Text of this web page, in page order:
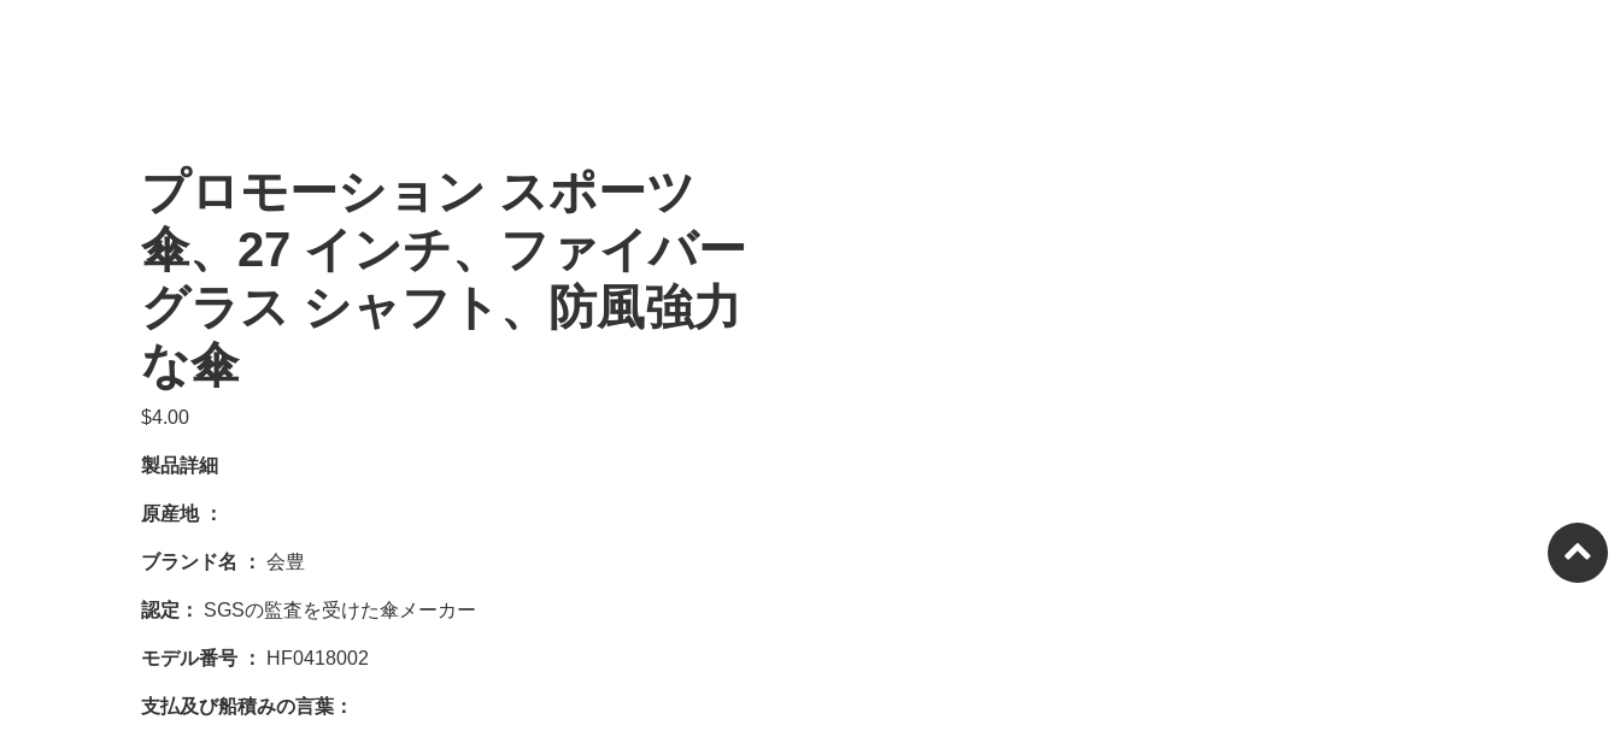
プロモーション スポーツ
傘、27 インチ、ファイバー
グラス シャフト、防風強力
な傘
$4.00
製品詳細
原産地 ：
ブランド名 ： 会豊
認定： SGSの監査を受けた傘メーカー
モデル番号 ： HF0418002
支払及び船積みの言葉：